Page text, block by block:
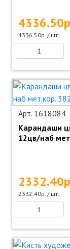
4336.50р. / шт.
Арт. 1618084
Карандаши
12цв/наб
2332.40р. / шт.